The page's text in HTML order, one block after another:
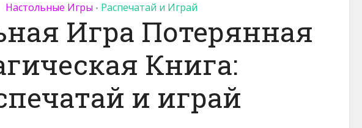
Настольные Игры • Распечатай и Играй
Игра Потерянная
Книга:
и играй